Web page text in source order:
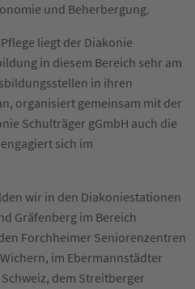
und Beherbergung.
liegt der Diakonie
in diesem Bereich sehr am
in ihren
organisiert gemeinsam mit der
Schulträger gGmbH auch die
sich im
wir in den Diakoniestationen
Gräfenberg im Bereich
Forchheimer Seniorenzentren
im Ebermannstädter
dem Streitberger